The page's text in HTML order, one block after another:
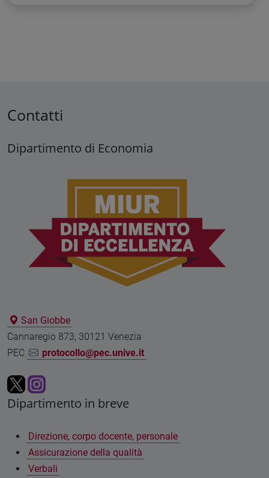
Contatti
Dipartimento di Economia
San Giobbe
Cannaregio 873, 30121 Venezia
PEC
protocollo@pec.unive.it
Dipartimento in breve
Direzione, corpo docente, personale
Assicurazione della qualità
Verbali